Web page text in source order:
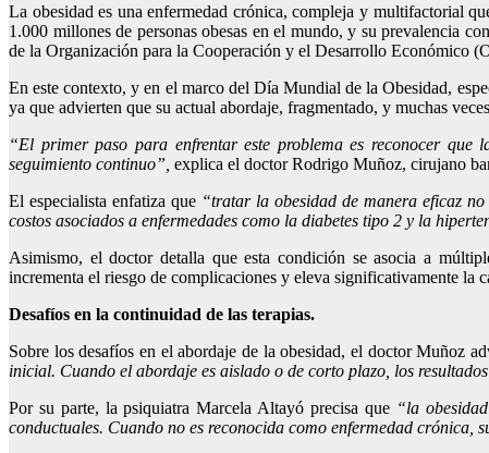
La obesidad es una enfermedad crónica, compleja y multifactorial
1.000 millones de personas obesas en el mundo, y su prevalencia
de la Organización para la Cooperación y el Desarrollo Económico
En este contexto, y en el marco del Día Mundial de la Obesidad,
ya que advierten que su actual abordaje, fragmentado, y muchas
“El primer paso para enfrentar este problema es reconocer
seguimiento continuo”, explica el doctor Rodrigo Muñoz, cirujano
El especialista enfatiza que “tratar la obesidad de manera eficaz
costos asociados a enfermedades como la diabetes tipo 2 y la
Asimismo, el doctor detalla que esta condición se asocia a
incrementa el riesgo de complicaciones y eleva significativamente la
Desafíos en la continuidad de las terapias.
Sobre los desafíos en el abordaje de la obesidad, el doctor Muñoz
inicial. Cuando el abordaje es aislado o de corto plazo, los
Por su parte, la psiquiatra Marcela Altayó precisa que “la
conductuales. Cuando no es reconocida como enfermedad crónica,